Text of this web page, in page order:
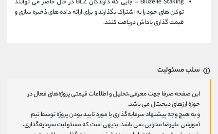
Bluzelle Staking - جایی که دارندگان BLZ در حال حاضر می توانند
توکن های خود را به اشتراک بگذارند و برای ارائه داده های ذخیره سازی و
قیمت گذاری پاداش دریافت کنند.
سلب مسئولیت
این صفحه صرفا جهت معرفی،تحلیل و اطلاعات قیمتی پروژه‌های فعال در
حوزه ارزهای دیجیتال می باشد.
و به هیچ وجه پیشنهاد سرمایه‌گذاری یا مورد تایید بودن پروژه توسط تیم
آموزشی علیرضا محرابی نمی باشد. بدیهی است که مسئولیت سرمایه‌گذاری،